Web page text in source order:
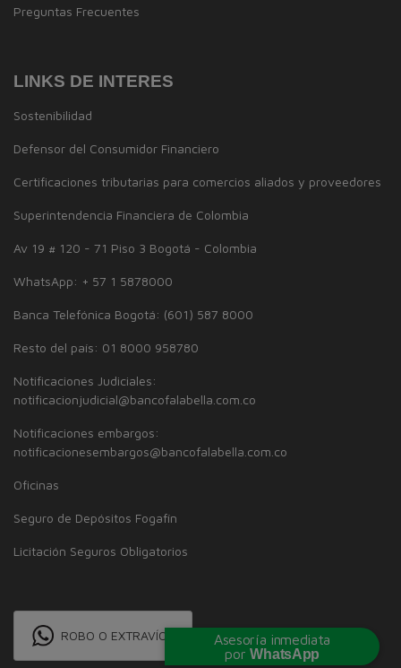
Asesoría inmediata
porWhatsApp
Preguntas Frecuentes
LINKS DE INTERES
Sostenibilidad
Defensor del Consumidor Financiero
Certificaciones tributarias para comercios aliados y proveedores
Superintendencia Financiera de Colombia
Av 19 # 120 - 71 Piso 3 Bogotá - Colombia
WhatsApp: + 57 1 5878000
Banca Telefónica Bogotá: (601) 587 8000
Resto del país: 01 8000 958780
Notificaciones Judiciales:
notificacionjudicial@bancofalabella.com.co
Notificaciones embargos:
notificacionesembargos@bancofalabella.com.co
Oficinas
Seguro de Depósitos Fogafín
Licitación Seguros Obligatorios
ROBO O EXTRAVÍO